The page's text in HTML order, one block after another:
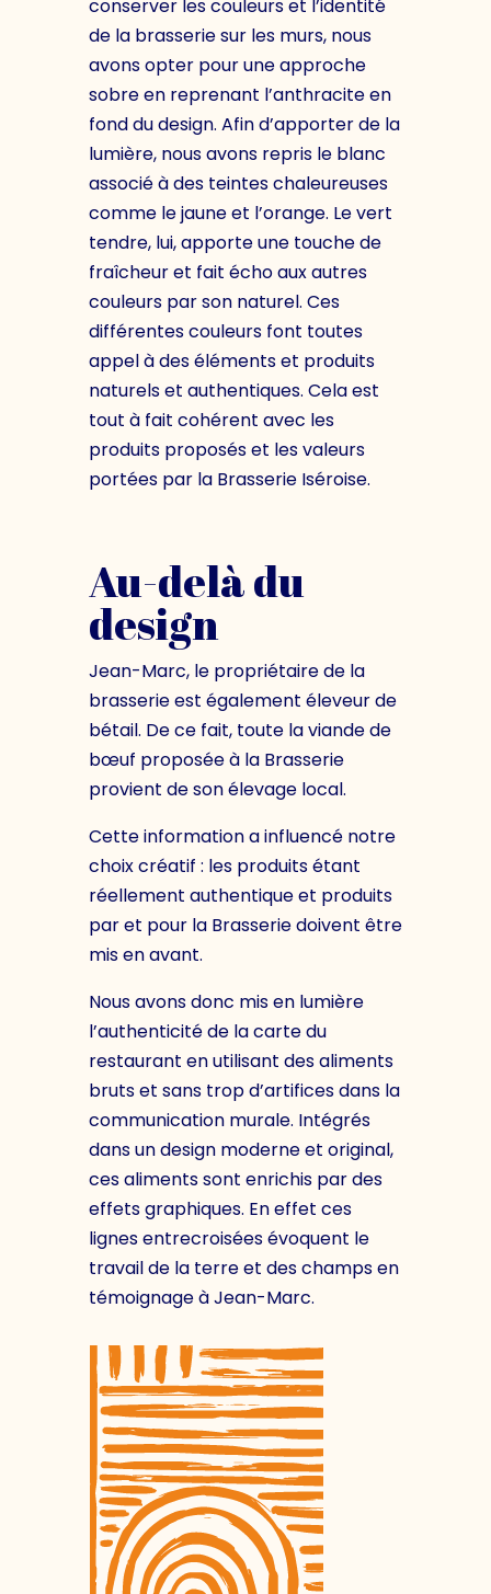
conserver les couleurs et l’identité
de la brasserie sur les murs, nous
avons opter pour une approche
sobre en reprenant l’anthracite en
fond du design. Afin d’apporter de la
lumière, nous avons repris le blanc
associé à des teintes chaleureuses
comme le jaune et l’orange. Le vert
tendre, lui, apporte une touche de
fraîcheur et fait écho aux autres
couleurs par son naturel. Ces
différentes couleurs font toutes
appel à des éléments et produits
naturels et authentiques. Cela est
tout à fait cohérent avec les
produits proposés et les valeurs
portées par la Brasserie Iséroise.
Au-delà du
design
Jean-Marc, le propriétaire de la
brasserie est également éleveur de
bétail. De ce fait, toute la viande de
bœuf proposée à la Brasserie
provient de son élevage local.
Cette information a influencé notre
choix créatif : les produits étant
réellement authentique et produits
par et pour la Brasserie doivent être
mis en avant.
Nous avons donc mis en lumière
l’authenticité de la carte du
restaurant en utilisant des aliments
bruts et sans trop d’artifices dans la
communication murale. Intégrés
dans un design moderne et original,
ces aliments sont enrichis par des
effets graphiques. En effet ces
lignes entrecroisées évoquent le
travail de la terre et des champs en
témoignage à Jean-Marc.